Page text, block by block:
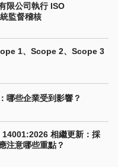
限公司執行 ISO
監督稽核
1、Scope 2、Scope 3
哪些企業受到影響？
相繼更新：採
注意哪些重點？